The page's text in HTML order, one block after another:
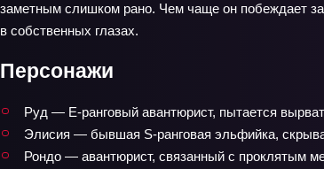
заметным слишком рано. Чем чаще он побеждает за
в собственных глазах.
Персонажи
Руд — E-ранговый авантюрист, пытается
Элисия — бывшая S-ранговая эльфийка,
Рондо — авантюрист, связанный с проклятым